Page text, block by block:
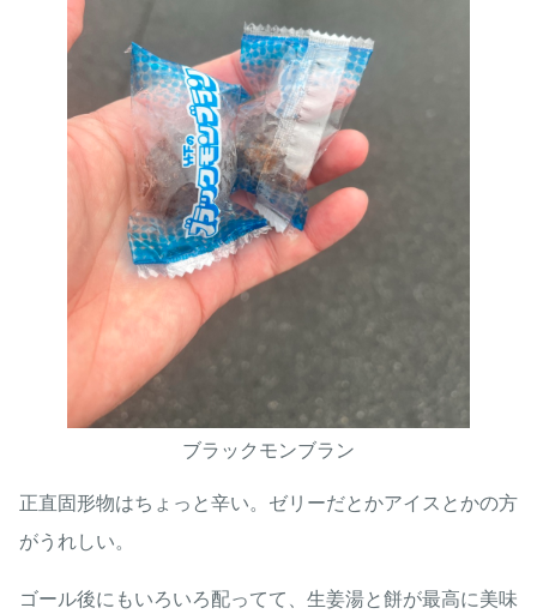
ブラックモンブラン
正直固形物はちょっと辛い。ゼリーだとかアイスとかの方
がうれしい。
ゴール後にもいろいろ配ってて、生姜湯と餅が最高に美味